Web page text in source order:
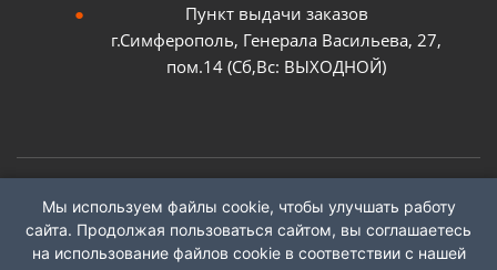
Пункт выдачи заказов
г.Симферополь, Генерала Васильева, 27,
пом.14 (Сб,Вс: ВЫХОДНОЙ)
2026 ©ГК "ХоРеКа Сервис"
Мы используем файлы cookie, чтобы улучшать работу
сайта. Продолжая пользоваться сайтом, вы соглашаетесь
на использование файлов cookie в соответствии с нашей